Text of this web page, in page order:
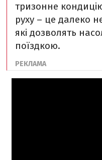
тризонне
руху – це далеко
які дозволять
поїздкою.